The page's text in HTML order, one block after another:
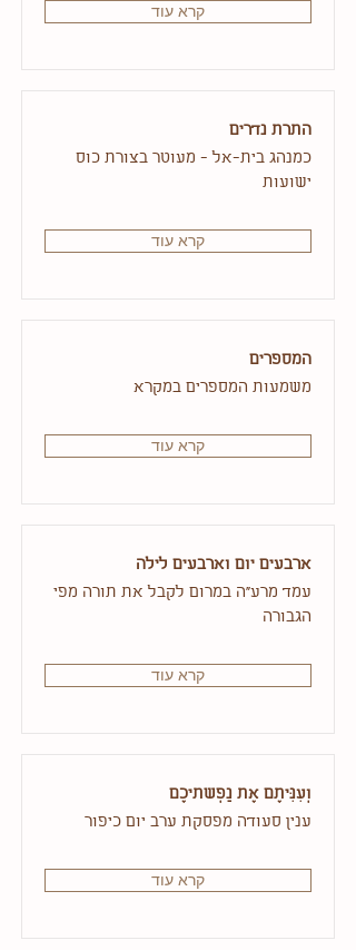
קרא עוד
התרת נדרים
כמנהג בית-אל - מעוטר בצורת כוס
ישועות
קרא עוד
המספרים
משמעות המספרים במקרא
קרא עוד
ארבעים יום וארבעים לילה
עמד מרע"ה במרום לקבל את תורה מפי
הגבורה
קרא עוד
וְעִנִּיתֶם אֶת נַפְשתיכֶם
ענין סעודה מפסקת ערב יום כיפור
קרא עוד